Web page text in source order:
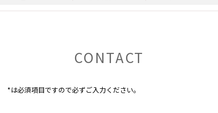
CONTACT
*は必須項目ですので必ずご入力ください。